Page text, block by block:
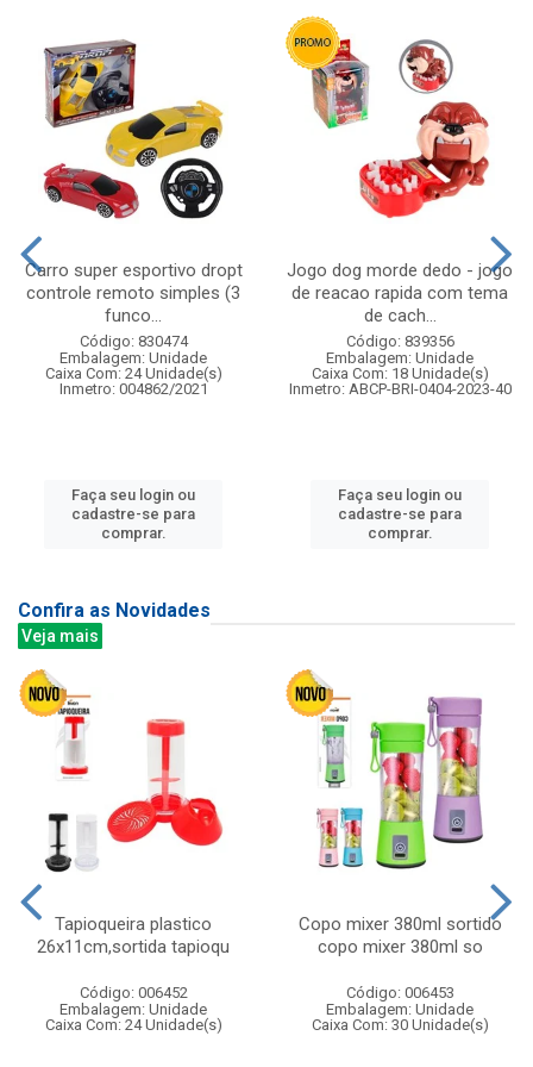
Carro super esportivo dropt
controle remoto simples (3
funco...
Código: 830474
Embalagem: Unidade
Caixa Com: 24 Unidade(s)
Inmetro: 004862/2021
Faça seu login ou
cadastre-se para
comprar.
Jogo dog morde dedo - jogo
de reacao rapida com tema
de cach...
Código: 839356
Embalagem: Unidade
Caixa Com: 18 Unidade(s)
Inmetro: ABCP-BRI-0404-2023-40
Faça seu login ou
cadastre-se para
comprar.
Confira as Novidades
Veja mais
Tapioqueira plastico
26x11cm,sortida tapioqu
Código: 006452
Embalagem: Unidade
Caixa Com: 24 Unidade(s)
Copo mixer 380ml sortido
copo mixer 380ml so
Código: 006453
Embalagem: Unidade
Caixa Com: 30 Unidade(s)